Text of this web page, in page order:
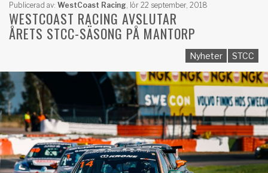
Publicerad av: WestCoast Racing, lör 22 september, 2018
WESTCOAST RACING AVSLUTAR
ÅRETS STCC-SÄSONG PÅ MANTORP
Nyheter STCC